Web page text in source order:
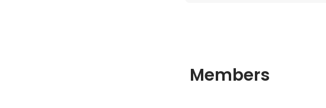
Members